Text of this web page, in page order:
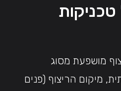
מושפעת מסוג
מיקום הריצוף (פנים